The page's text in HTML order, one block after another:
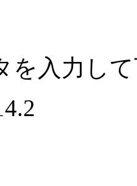
を入力し